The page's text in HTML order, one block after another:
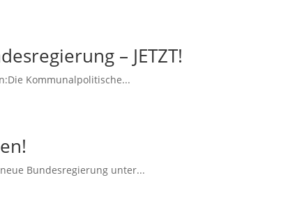
– JETZT!
Kommunalpolitische...
Bundesregierung unter...